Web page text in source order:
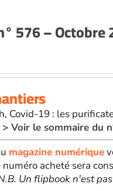
576 – Octobre
Covid-19 : les
> Voir le sommaire du
magazine numérique
numéro acheté sera
Un flipbook n'est